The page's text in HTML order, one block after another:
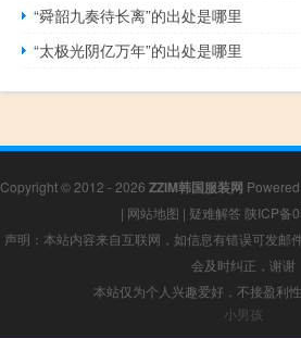
“舜韶九奏待长离”的出处是哪里
“太极光阴亿万年”的出处是哪里
Copyright © 2012 - 2026 ZZIM韩国服装网
| 网站地图 | 疑难解答 陕ICP备
声明：本站内容来自互联网，如信息有错误可发邮
会及时纠正，谢谢
本站仅为个人兴趣爱好，不接盈利
小男孩